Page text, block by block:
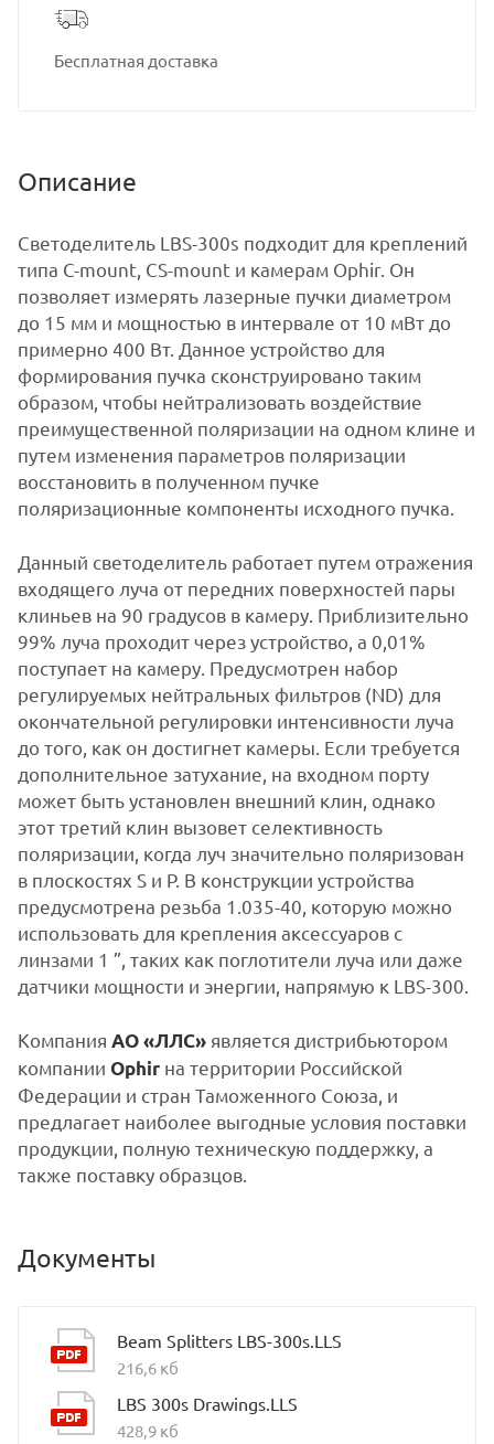
Бесплатная доставка
Описание
Светоделитель LBS-300s подходит для креплений
типа С-mount, CS-mount и камерам Ophir. Он
позволяет измерять лазерные пучки диаметром
до 15 мм и мощностью в интервале от 10 мВт до
примерно 400 Вт. Данное устройство для
формирования пучка сконструировано таким
образом, чтобы нейтрализовать воздействие
преимущественной поляризации на одном клине и
путем изменения параметров поляризации
восстановить в полученном пучке
поляризационные компоненты исходного пучка.
Данный светоделитель работает путем отражения
входящего луча от передних поверхностей пары
клиньев на 90 градусов в камеру. Приблизительно
99% луча проходит через устройство, а 0,01%
поступает на камеру. Предусмотрен набор
регулируемых нейтральных фильтров (ND) для
окончательной регулировки интенсивности луча
до того, как он достигнет камеры. Если требуется
дополнительное затухание, на входном порту
может быть установлен внешний клин, однако
этот третий клин вызовет селективность
поляризации, когда луч значительно поляризован
в плоскостях S и P. В конструкции устройства
предусмотрена резьба 1.035-40, которую можно
использовать для крепления аксессуаров с
линзами 1 ”, таких как поглотители луча или даже
датчики мощности и энергии, напрямую к LBS-300.
Компания АО «ЛЛС» является дистрибьютором
компании Ophir на территории Российской
Федерации и стран Таможенного Союза, и
предлагает наиболее выгодные условия поставки
продукции, полную техническую поддержку, а
также поставку образцов.
Документы
Beam Splitters LBS-300s.LLS
216,6 кб
LBS 300s Drawings.LLS
428,9 кб